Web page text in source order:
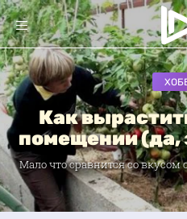
Как
помещении (да,
Мало что сравнится со вкусом